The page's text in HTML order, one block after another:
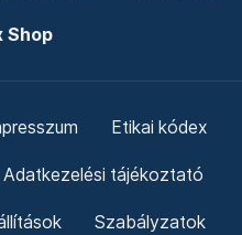
Shop
Etikai kódex
Adatkezelési tájékoztató
Szabályzatok